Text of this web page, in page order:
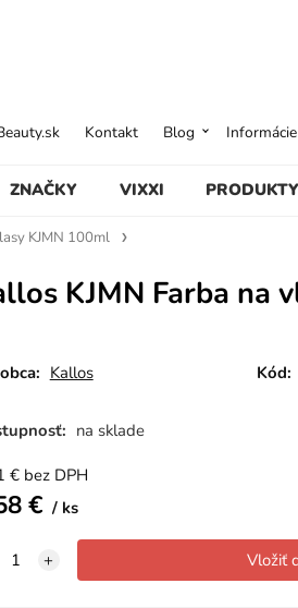
ZNAČKY VIXXI
Kontakt Blog Informácie
KJMN 100ml
KJMN Farba na
Kallos Kód:
na sklade
€ bez DPH
€ ks